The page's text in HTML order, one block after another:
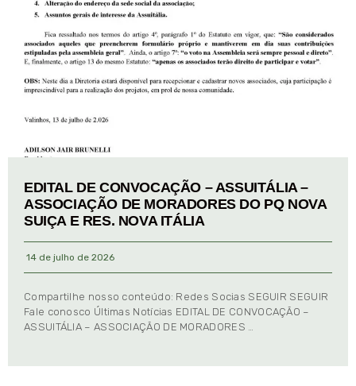
EDITAL DE CONVOCAÇÃO – ASSUITÁLIA –
ASSOCIAÇÃO DE MORADORES DO PQ NOVA
SUIÇA E RES. NOVA ITÁLIA
14 de julho de 2026
Compartilhe nosso conteúdo: Redes Socias SEGUIR SEGUIR
Fale conosco Últimas Notícias EDITAL DE CONVOCAÇÃO –
ASSUITÁLIA – ASSOCIAÇÃO DE MORADORES …